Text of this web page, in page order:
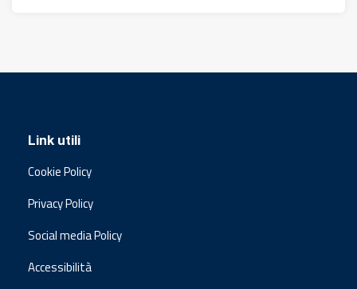
Link utili
Cookie Policy
Privacy Policy
Social media Policy
Accessibilità